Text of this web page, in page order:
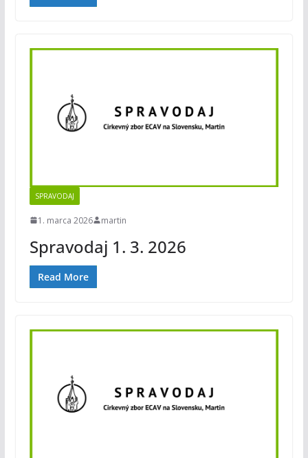
SPRAVODAJ
1. marca 2026 martin
Spravodaj 1. 3. 2026
Read More